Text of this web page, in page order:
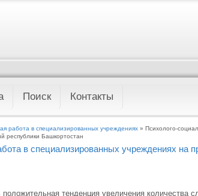
Поиск Контакты
работа в специализированных учреждениях » Психолого-
республики Башкортостан
в специализированных учреждениях на
тенденция увеличения количества